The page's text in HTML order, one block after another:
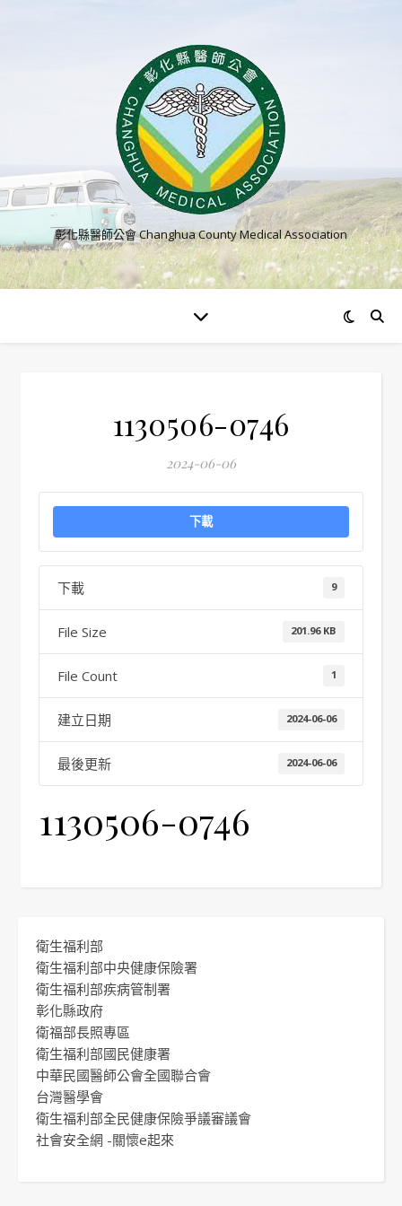
彰化縣醫師公會 Changhua County Medical Association
1130506-0746
2024-06-06
下載
下載 9
File Size 201.96 KB
File Count 1
建立日期 2024-06-06
最後更新 2024-06-06
1130506-0746
衛生福利部
衛生福利部中央健康保險署
衛生福利部疾病管制署
彰化縣政府
衛福部長照專區
衛生福利部國民健康署
中華民國醫師公會全國聯合會
台灣醫學會
衛生福利部全民健康保險爭議審議會
社會安全網 -關懷e起來